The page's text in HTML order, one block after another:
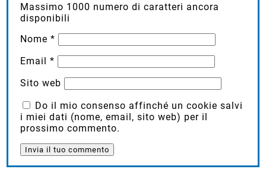
Massimo 1000 numero di caratteri ancora
disponibili
Nome*
Email*
Sito web
Do il mio consenso affinché un cookie salvi
i miei dati (nome, email, sito web) per il
prossimo commento.